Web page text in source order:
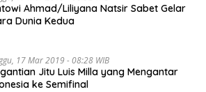
Ahmad/Liliyana Natsir Sabet Gelar
Dunia Kedua
17 Mar 2019 - 08:28 WIB
Jitu Luis Milla yang Mengantar
ke Semifinal